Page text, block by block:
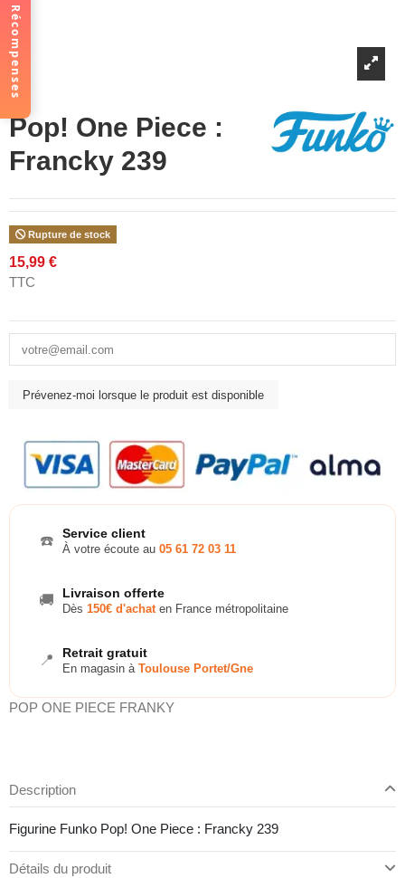
Pop! One Piece :
Francky 239
Rupture de stock
15,99 €
TTC
☎️ Service client
À votre écoute au 05 61 72 03 11
🚚 Livraison offerte
Dès 150€ d'achaten France métropolitaine
📍 Retrait gratuit
En magasin à Toulouse Portet/Gne
POP ONE PIECE FRANKY
Description
Figurine Funko Pop! One Piece : Francky 239
Détails du produit
Récompenses